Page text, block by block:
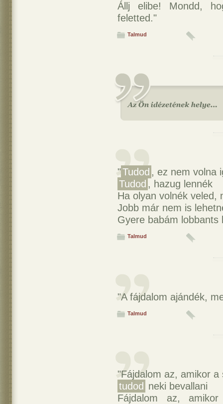
Állj elibe! Mondd,
feletted."
Talmud
"Tudod , ez nem volna
Tudod , hazug lennék
Ha olyan volnék veled,
Jobb már nem is
Gyere babám lobbants
Talmud
"A fájdalom ajándék,
Talmud
"Fájdalom az, amikor
tudod neki bevallani
Fájdalom az,